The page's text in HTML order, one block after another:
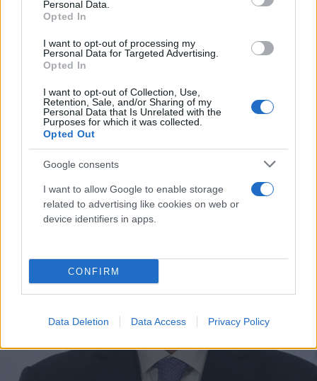
Personal Data.
Opted In
I want to opt-out of processing my
Personal Data for Targeted Advertising.
Opted In
I want to opt-out of Collection, Use,
Retention, Sale, and/or Sharing of my
Personal Data that Is Unrelated with the
Purposes for which it was collected.
Opted Out
Google consents
I want to allow Google to enable storage
related to advertising like cookies on web or
device identifiers in apps.
CONFIRM
Data Deletion Data Access Privacy Policy
FLASH FOCUS